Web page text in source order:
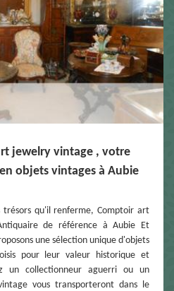
jewelry vintage , votre
objets vintages à Aubie
trésors qu'il renferme, Comptoir art
de référence à Aubie Et
une sélection unique d'objets
pour leur valeur historique et
un collectionneur aguerri ou un
vous transporteront dans le